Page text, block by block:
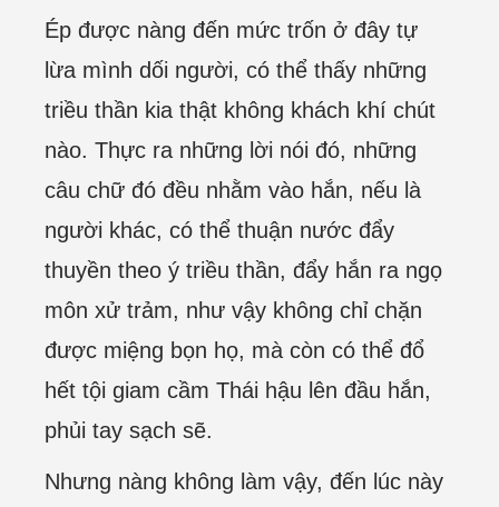
Ép được nàng đến mức trốn ở đây tự
lừa mình dối người, có thể thấy những
triều thần kia thật không khách khí chút
nào. Thực ra những lời nói đó, những
câu chữ đó đều nhằm vào hắn, nếu là
người khác, có thể thuận nước đẩy
thuyền theo ý triều thần, đẩy hắn ra ngọ
môn xử trảm, như vậy không chỉ chặn
được miệng bọn họ, mà còn có thể đổ
hết tội giam cầm Thái hậu lên đầu hắn,
phủi tay sạch sẽ.
Nhưng nàng không làm vậy, đến lúc này